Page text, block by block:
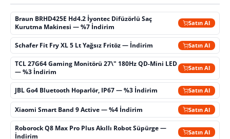
Braun BRHD425E Hd4.2 İyontec Difüzörlü Saç
Kurutma Makinesi — %7 İndirim
Satın Al
Schafer Fit Fry XL 5 Lt Yağsız Fritöz — İndirim Satın Al
TCL 27G64 Gaming Monitörü 27\" 180Hz QD-Mini LED
— %3 İndirim
Satın Al
JBL Go4 Bluetooth Hoparlör, IP67 — %3 İndirim Satın Al
Xiaomi Smart Band 9 Active — %4 İndirim Satın Al
Roborock Q8 Max Pro Plus Akıllı Robot Süpürge —
İndirim
Satın Al